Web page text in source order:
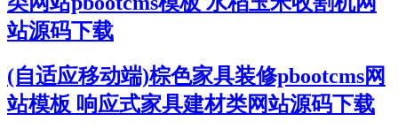
站源码下载
(自适应移动端)棕色家具装修pbootcms网
站模板 响应式家具建材类网站源码下载